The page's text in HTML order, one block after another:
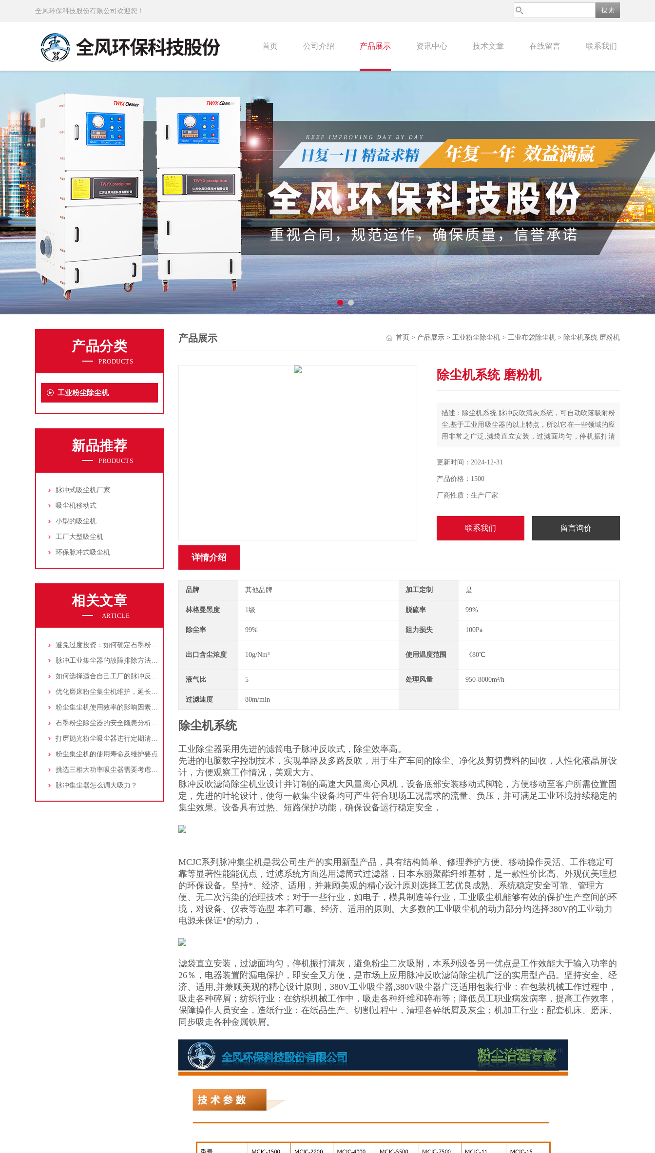
全风环保科技股份有限公司欢迎您！
首页 公司介绍 产品展示 资讯中心 技术文章 在线留言 联系我们
产品分类
PRODUCTS
工业粉尘除尘机
新品推荐
PRODUCTS
脉冲式吸尘机厂家
吸尘机移动式
小型的吸尘机
工厂大型吸尘机
环保脉冲式吸尘机
相关文章
ARTICLE
避免过度投资：如何确定石墨粉尘除尘器的合理价格区间
脉冲工业集尘器的故障排除方法和注意事项
如何选择适合自己工厂的脉冲反吹工业集尘器
优化磨床粉尘集尘机维护，延长设备寿命
粉尘集尘机使用效率的影响因素及改进措施
石墨粉尘除尘器的安全隐患分析及应对措施
打磨抛光粉尘吸尘器进行定期清理的重要性
粉尘集尘机的使用寿命及维护要点
挑选三相大功率吸尘器需要考虑哪些问题？
脉冲集尘器怎么调大吸力？
产品展示 首页 > 产品展示 > 工业粉尘除尘机 > 工业布袋除尘机 > 除尘机系统 磨粉机
除尘机系统 磨粉机
描述：除尘机系统 脉冲反吹清灰系统，可自动吹落吸附粉
尘,基于工业用吸尘器的以上特点，所以它在一些领域的应
用非常之广泛,滤袋直立安装，过滤面均匀，停机振打清
更新时间：2024-12-31
产品价格：1500
厂商性质：生产厂家
联系我们 留言询价
详情介绍
品牌 其他品牌 加工定制 是
林格曼黑度 1级 脱硫率 99%
除尘率 99% 阻力损失 100Pa
出口含尘浓度 10g/Nm³ 使用温度范围 《80℃
液气比 5 处理风量 950-8000m³/h
过滤速度 80m/min
除尘机系统
工业除尘器采用先进的滤筒电子脉冲反吹式，除尘效率高。
先进的电脑数字控制技术，实现单路及多路反吹，用于生产车间的除尘、净化及剪切费料的回收，人性化液晶屏设
计，方便观察工作情况，美观大方。
脉冲反吹滤筒除尘机业设计并订制的高速大风量离心风机，设备底部安装移动式脚轮，方便移动至客户所需位置固
定，先进的叶轮设计，使每一款集尘设备均可产生符合现场工况需求的流量、负压，并可满足工业环境持续稳定的
集尘效果。设备具有过热、短路保护功能，确保设备运行稳定安全，
MCJC系列脉冲集尘机是我公司生产的实用新型产品，具有结构简单、修理养护方便、移动操作灵活、工作稳定可
靠等显著性能能优点，过滤系统方面选用滤筒式过滤器，日本东丽聚酯纤维基材，是一款性价比高、外观优美理想
的环保设备。坚持*、经济、适用，并兼顾美观的精心设计原则选择工艺优良成熟、系统稳定安全可靠、管理方
便、无二次污染的治理技术；对于一些行业，如电子，模具制造等行业，工业吸尘机能够有效的保护生产空间的环
境，对设备、仪表等选型 本着可靠、经济、适用的原则。大多数的工业吸尘机的动力部分均选择380V的工业动力
电源来保证*的动力，
滤袋直立安装，过滤面均匀，停机振打清灰，避免粉尘二次吸附，本系列设备另一优点是工作效能大于输入功率的
26％，电器装置附漏电保护，即安全又方便，是市场上应用脉冲反吹滤筒除尘机广泛的实用型产品。坚持安全、经
济、适用,并兼顾美观的精心设计原则，380V工业吸尘器,380V吸尘器广泛适用包装行业：在包装机械工作过程中，
吸走各种碎屑；纺织行业：在纺织机械工作中，吸走各种纤维和碎布等；降低员工职业病发病率，提高工作效率，
保障操作人员安全，造纸行业：在纸品生产、切割过程中，清理各碎纸屑及灰尘；机加工行业：配套机床、磨床、
同步吸走各种金属铁屑。